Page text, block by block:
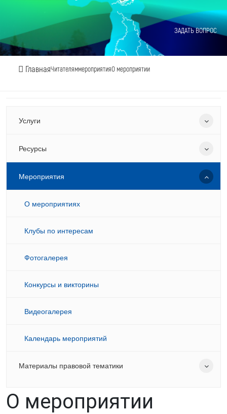
ЗАДАТЬ ВОПРОС
ГлавнаяЧитателяммероприятияО мероприятии
Услуги
Ресурсы
Мероприятия
О мероприятиях
Клубы по интересам
Фотогалерея
Конкурсы и викторины
Видеогалерея
Календарь мероприятий
Материалы правовой тематики
О мероприятии